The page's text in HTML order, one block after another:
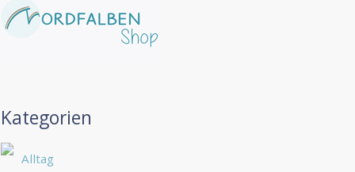
Kategorien
Alltag